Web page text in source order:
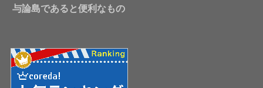
与論島であると便利なもの